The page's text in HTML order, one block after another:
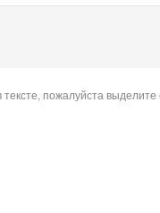
тексте, пожалуйста